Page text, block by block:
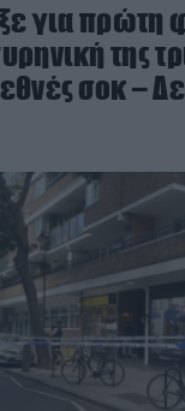
για πρώτη
της
σοκ –